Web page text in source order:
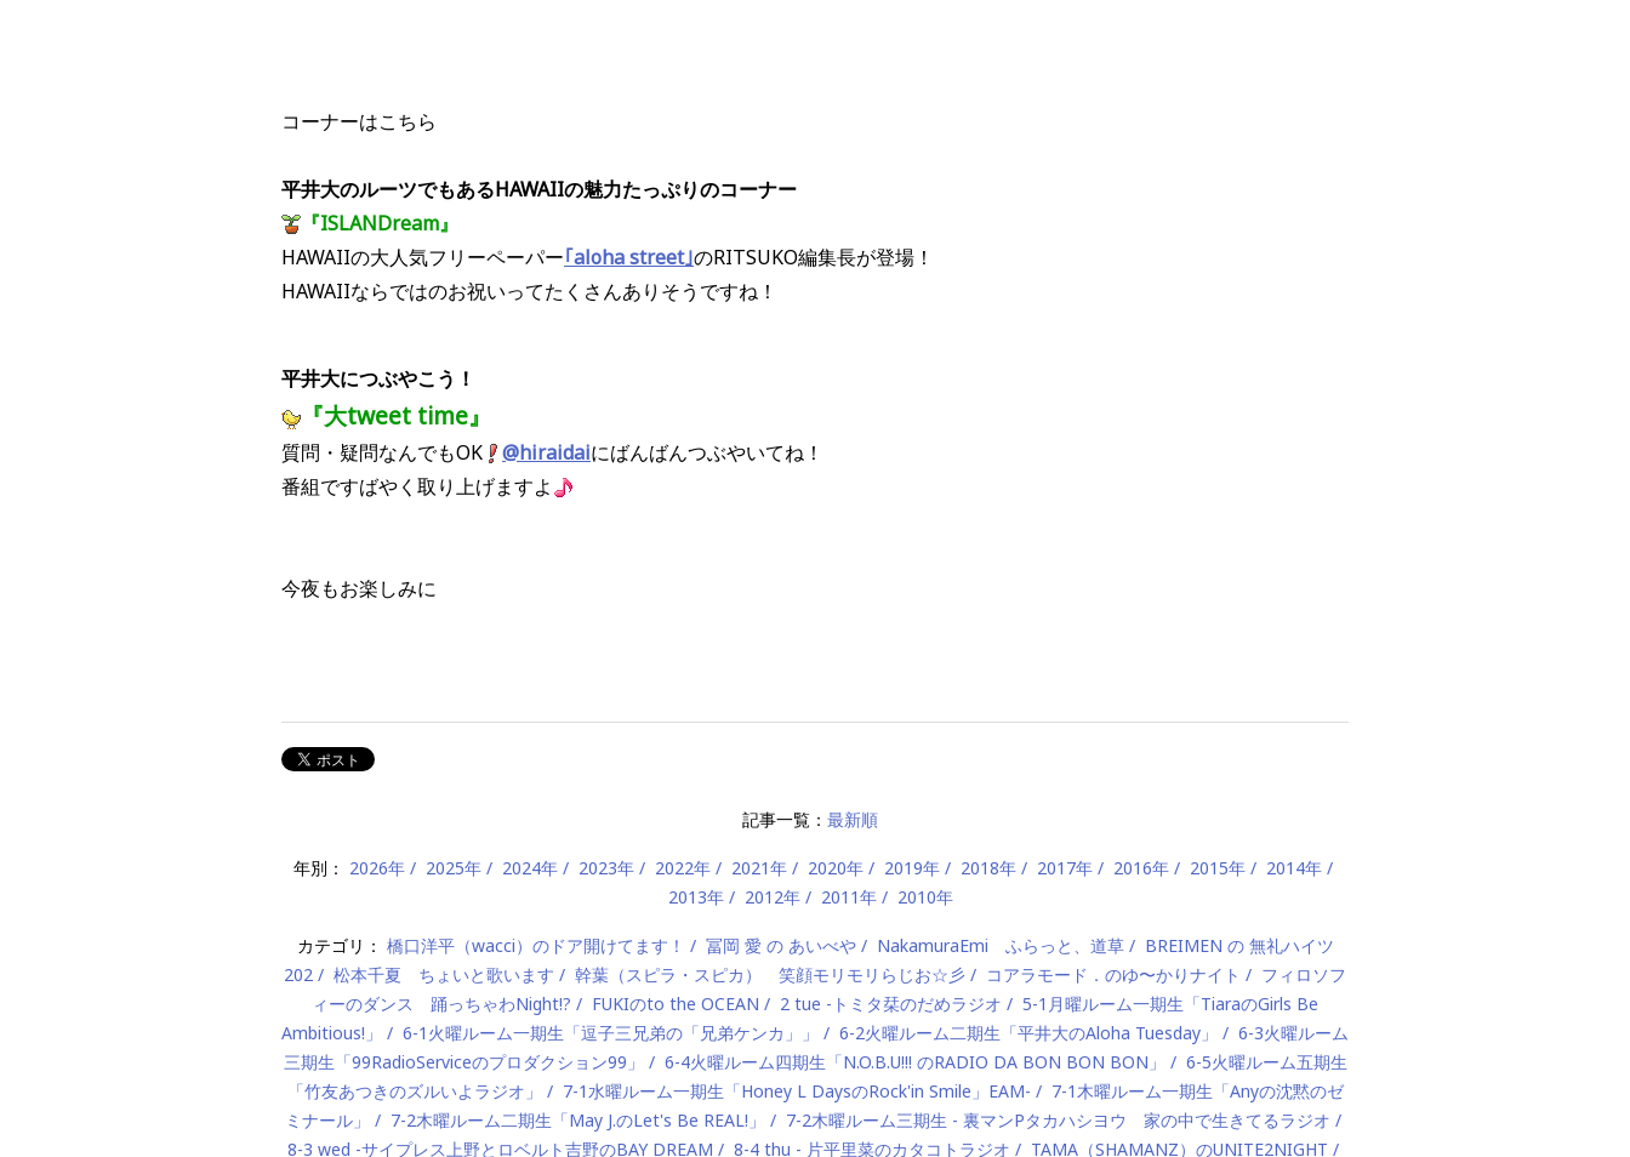
コーナーはこちら
平井大のルーツでもあるHAWAIIの魅力たっぷりのコーナー
『ISLANDream』
HAWAIIの大人気フリーペーパー｢aloha street｣のRITSUKO編集長が登場！
HAWAIIならではのお祝いってたくさんありそうですね！
平井大につぶやこう！
『大tweet time』
質問・疑問なんでもOK @hiraidaiにばんばんつぶやいてね！
番組ですばやく取り上げますよ
今夜もお楽しみに
記事一覧： 最新順
年別： 2026年 2025年 2024年 2023年 2022年 2021年 2020年 2019年 2018年 2017年 2016年 2015年
2014年
2013年
2012年 2011年 2010年
カテゴリ： 橋口洋平（wacci）のドア開けてます！ 冨岡 愛 の あいべや NakamuraEmi ふらっと、道草
BREIMEN の 無礼ハイツ
202
松本千夏 ちょいと歌います 幹葉（スピラ・スピカ） 笑顔モリモリらじお☆彡 コアラモード．のゆ〜かりナイト
フィロソフ
ィーのダンス 踊っちゃわNight!?
FUKIのto the OCEAN 2 tue -トミタ栞のだめラジオ
5-1月曜ルーム一期生「TiaraのGirls Be
Ambitious!」
6-1火曜ルーム一期生「逗子三兄弟の「兄弟ケンカ」」 6-2火曜ルーム二期生「平井大のAloha Tuesday」
6-3火曜ルーム
三期生「99RadioServiceのプロダクション99」
6-4火曜ルーム四期生「N.O.B.U!!! のRADIO DA BON BON BON」
6-5火曜ルーム五期生
「竹友あつきのズルいよラジオ」
7-1水曜ルーム一期生「Honey L DaysのRock'in Smile」EAM-
7-1木曜ルーム一期生「Anyの沈黙のゼ
ミナール」
7-2木曜ルーム二期生「May J.のLet's Be REAL!」
7-2木曜ルーム三期生 - 裏マンPタカハシヨウ 家の中で生きてるラジオ
8-3 wed -サイプレス上野とロベルト吉野のBAY DREAM
8-4 thu - 片平里菜のカタコトラジオ TAMA（SHAMANZ）のUNITE2NIGHT